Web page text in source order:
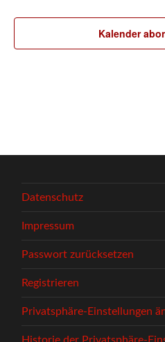
Kalender
Datenschutz
Impressum
Passwort zurücksetzen
Registrieren
Privatsphäre-Einstellungen
Historie der Privatsphäre-